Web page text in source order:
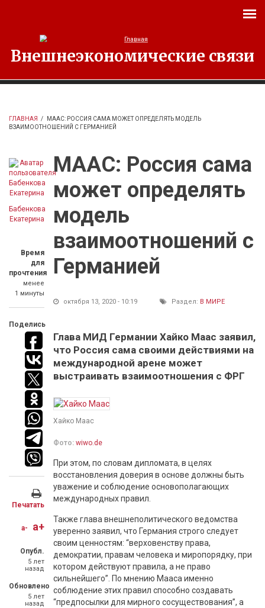
Внешнеэкономические связи
ГЛАВНАЯ /
МААС: РОССИЯ САМА МОЖЕТ ОПРЕДЕЛЯТЬ МОДЕЛЬ
ВЗАИМООТНОШЕНИЙ С ГЕРМАНИЕЙ
Бабенкова
Екатерина
Время
для
прочтения
менее
1 минуты
Поделись
Печатать
a- a+
Опубл.
5 лет
назад
Обновлено
5 лет
назад
МААС: Россия сама
может определять
модель
взаимоотношений с
Германией
октября 13, 2020 - 10:19 Раздел: В МИРЕ
Глава МИД Германии Хайко Маас заявил,
что Россия сама своими действиями на
международной арене может
выстраивать взаимоотношения с ФРГ
Хайко Маас
Фото: wiwo.de
При этом, по словам дипломата, в целях
восстановления доверия в основе должны быть
уважение и соблюдение основополагающих
международных правил.
Также глава внешнеполитического ведомства
уверенно заявил, что Германия строго следует
своим ценностям: “верховенству права,
демократии, правам человека и миропорядку, при
котором действуют правила, а не право
сильнейшего”. По мнению Мааса именно
соблюдение этих правил способно создавать
“предпосылки для мирного сосуществования”, а